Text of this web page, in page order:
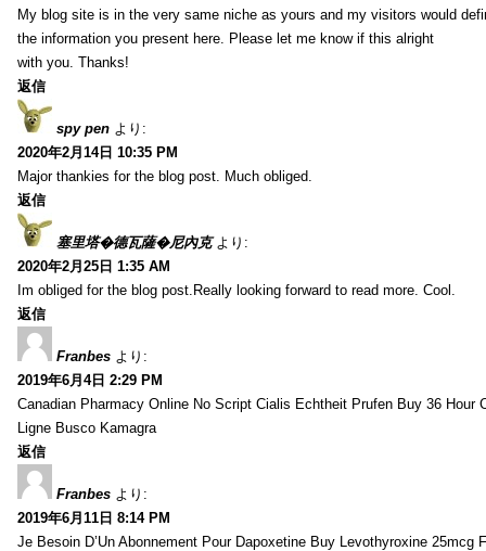
My blog site is in the very same niche as yours and my visitors would
the information you present here. Please let me know if this alright
with you. Thanks!
返信
spy pen より:
2020年2月14日 10:35 PM
Major thankies for the blog post. Much obliged.
返信
塞里塔�德瓦薩�尼內克 より:
2020年2月25日 1:35 AM
Im obliged for the blog post.Really looking forward to read more. Cool.
返信
Franbes より:
2019年6月4日 2:29 PM
Canadian Pharmacy Online No Script Cialis Echtheit Prufen Buy 36 Hour
Ligne Busco Kamagra
返信
Franbes より:
2019年6月11日 8:14 PM
Je Besoin D’Un Abonnement Pour Dapoxetine Buy Levothyroxine 25mcg